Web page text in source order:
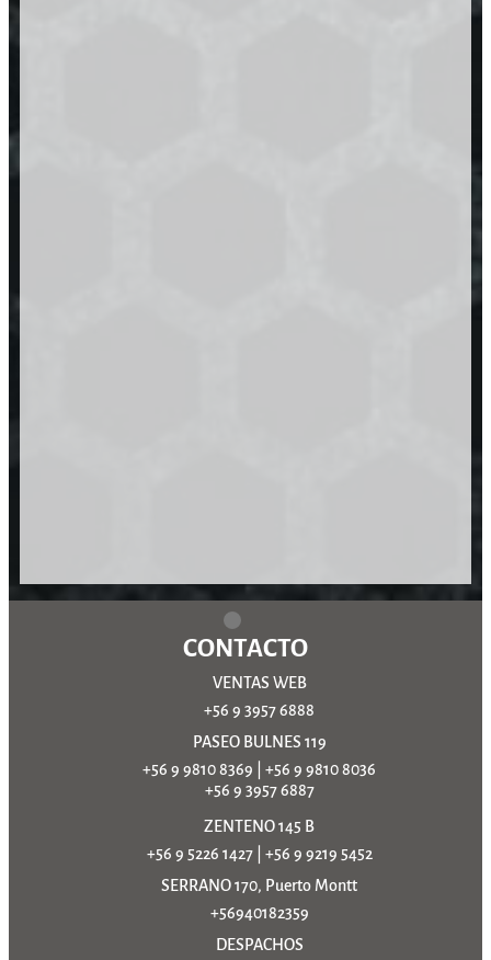
CONTACTO
VENTAS WEB
+56 9 3957 6888
PASEO BULNES 119
+56 9 9810 8369
+56 9 9810 8036
+56 9 3957 6887
ZENTENO 145 B
+56 9 5226 1427| +56 9 9219 5452
SERRANO 170, Puerto Montt
+56940182359
DESPACHOS